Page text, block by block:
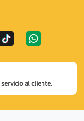
servicio al cliente.